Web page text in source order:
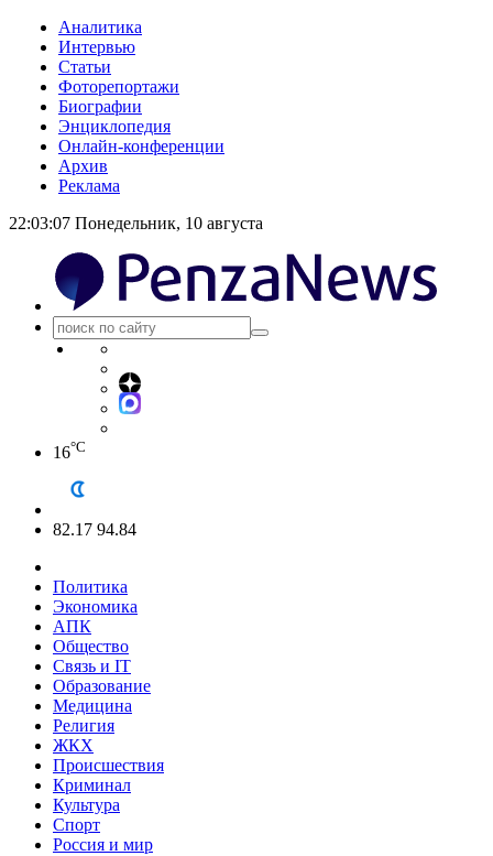
Аналитика
Интервью
Статьи
Фоторепортажи
Биографии
Энциклопедия
Онлайн-конференции
Архив
Реклама
22:03:07 Понедельник, 10 августа
16°C
82.17 94.84
Политика
Экономика
АПК
Общество
Связь и IT
Образование
Медицина
Религия
ЖКХ
Происшествия
Криминал
Культура
Спорт
Россия и мир